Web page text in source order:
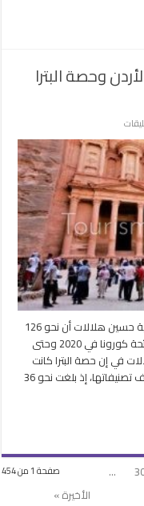
الأردن وحصة البترا
إغلاق
126
منشأة
فندقية
في
الأردن
وحصة
البترا
الأعلى
بفقدان
ألف
وظيفة
مغلقة
وكالات : أعلن نائب رئيس جمعية الفنادق الأردنية حسين هلالات أن نحو 126
منشأة فندقية تم إغلاقهم في المملكة منذ جائحة كورونا في 2020 وحتى
وقال هلالات في إن حصة البترا كانت
الأعلى بعدد الإغلاقات للمنشآت الفندقية بمختلف تصنيفاتها، إذ بلغت نحو 36
صفحة 1 من 454
...
الأخيرة »